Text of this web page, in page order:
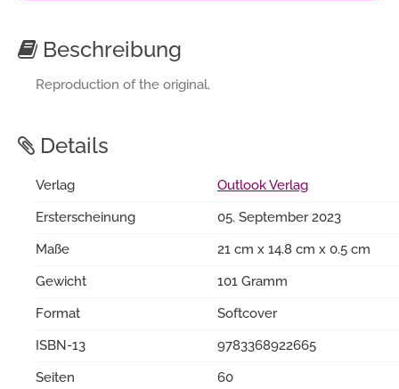
Beschreibung
Reproduction of the original.
Details
Verlag
Outlook Verlag
Ersterscheinung
05. September 2023
Maße
21 cm x 14.8 cm x 0.5 cm
Gewicht
101 Gramm
Format
Softcover
ISBN-13
9783368922665
Seiten
60